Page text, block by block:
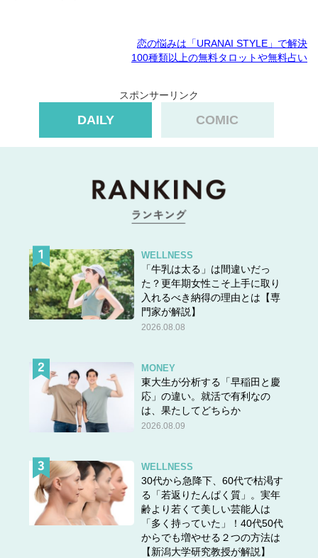
恋の悩みは「URANAI STYLE」で解決
100種類以上の無料タロットや無料占い
スポンサーリンク
DAILY COMIC
WELLNESS
「牛乳は太る」は間違いだっ
た？更年期女性こそ上手に取り
入れるべき納得の理由とは【専
門家が解説】
2026.08.08
MONEY
東大生が分析する「早稲田と慶
応」の違い。就活で有利なの
は、果たしてどちらか
2026.08.09
WELLNESS
30代から急降下、60代で枯渇す
る「若返りたんぱく質」。実年
齢より若くて美しい芸能人は
「多く持っていた」！40代50代
からでも増やせる２つの方法は
【新潟大学研究教授が解説】